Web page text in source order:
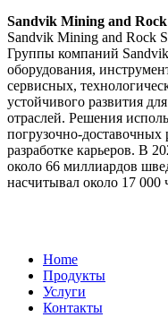
Sandvik Mining and
Sandvik Mining and Rock
Группы компаний
оборудования,
сервисных,
устойчивого развития
отраслей. Решения
погрузочно-доставочных
разработке карьеров. В
около 66 миллиардов
насчитывал около 17 000
Home
Продукты
Услуги
Контакты